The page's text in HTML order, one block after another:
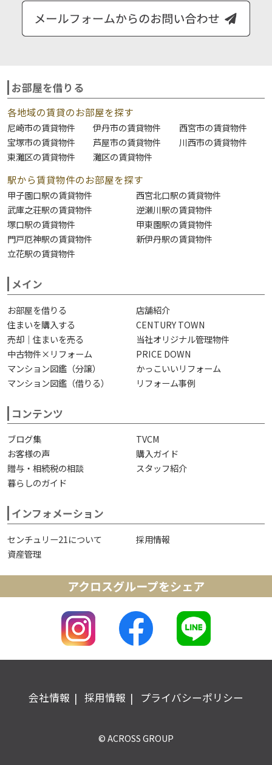
お部屋を借りる
各地域の賃貸のお部屋を探す
尼崎市の賃貸物件 伊丹市の賃貸物件
西宮市の賃貸物件
宝塚市の賃貸物件
芦屋市の賃貸物件
川西市の賃貸物件
東灘区の賃貸物件
灘区の賃貸物件
駅から賃貸物件のお部屋を探す
甲子園口駅の賃貸物件
西宮北口駅の賃貸物件
武庫之荘駅の賃貸物件
逆瀬川駅の賃貸物件
塚口駅の賃貸物件
甲東園駅の賃貸物件
門戸厄神駅の賃貸物件
新伊丹駅の賃貸物件
立花駅の賃貸物件
メイン
お部屋を借りる
店舗紹介
住まいを購入する
CENTURY TOWN
売却｜住まいを売る
当社オリジナル管理物件
中古物件×リフォーム
PRICE DOWN
マンション図鑑（分譲）
かっこいいリフォーム
マンション図鑑（借りる）
リフォーム事例
コンテンツ
ブログ集
TVCM
お客様の声
購入ガイド
贈与・相続税の相談
スタッフ紹介
暮らしのガイド
インフォメーション
センチュリー21について
採用情報
資産管理
アクロスグループをシェア
会社情報 採用情報 プライバシーポリシー
© ACROSS GROUP